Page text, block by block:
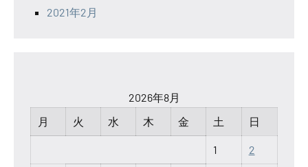
2021年2月
2026年8月
月
火 水 木 金 土 日
1 2